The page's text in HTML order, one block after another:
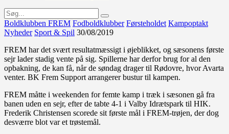
Boldklubben FREM Fodboldklubber Førsteholdet Kampoptakt
Nyheder Sport & Spil 30/08/2019
FREM har det svært resultatmæssigt i øjeblikket, og sæsonens første
sejr lader stadig vente på sig. Spillerne har derfor brug for al den
opbakning, de kan få, når de søndag drager til Rødovre, hvor Avarta
venter. BK Frem Support arrangerer bustur til kampen.
FREM måtte i weekenden for femte kamp i træk i sæsonen gå fra
banen uden en sejr, efter de tabte 4-1 i Valby Idrætspark til HIK.
Frederik Christensen scorede sit første mål i FREM-trøjen, der dog
desværre blot var et trøstemål.